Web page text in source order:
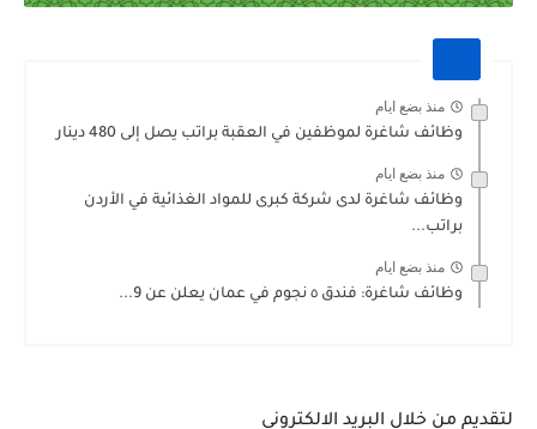
منذ بضع ايام
وظائف شاغرة لموظفين في العقبة براتب يصل إلى 480 دينار
منذ بضع ايام
وظائف شاغرة لدى شركة كبرى للمواد الغذائية في الأردن
براتب...
منذ بضع ايام
وظائف شاغرة: فندق ٥ نجوم في عمان يعلن عن 9...
لتقديم من خلال البريد الالكتروني